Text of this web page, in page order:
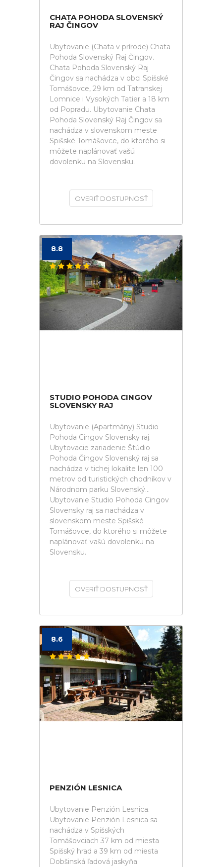
CHATA POHODA SLOVENSKÝ
RAJ ČINGOV
Ubytovanie (Chata v prírode) Chata
Pohoda Slovenský Raj Čingov.
Chata Pohoda Slovenský Raj
Čingov sa nachádza v obci Spišské
Tomášovce, 29 km od Tatranskej
Lomnice i Vysokých Tatier a 18 km
od Popradu. Ubytovanie Chata
Pohoda Slovenský Raj Čingov sa
nachádza v slovenskom meste
Spišské Tomášovce, do ktorého si
môžete naplánovať vašú
dovolenku na Slovensku.
OVERIŤ DOSTUPNOSŤ
8.8
STUDIO POHODA CINGOV
SLOVENSKY RAJ
Ubytovanie (Apartmány) Studio
Pohoda Cingov Slovensky raj.
Ubytovacie zariadenie Štúdio
Pohoda Čingov Slovenský raj sa
nachádza v tichej lokalite len 100
metrov od turistických chodníkov v
Národnom parku Slovenský...
Ubytovanie Studio Pohoda Cingov
Slovensky raj sa nachádza v
slovenskom meste Spišské
Tomášovce, do ktorého si môžete
naplánovať vašú dovolenku na
Slovensku.
OVERIŤ DOSTUPNOSŤ
8.6
PENZIÓN LESNICA
Ubytovanie Penzión Lesnica.
Ubytovanie Penzión Lesnica sa
nachádza v Spišských
Tomášovciach 37 km od miesta
Spišský hrad a 39 km od miesta
Dobšinská ľadová jaskyňa.